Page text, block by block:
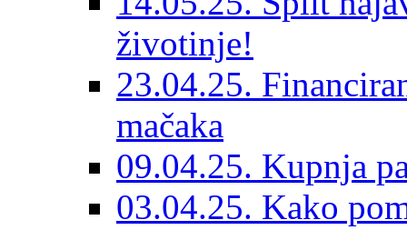
životinje!
23.04.25.
mačaka
09.04.25. Kupnja
03.04.25. Kako